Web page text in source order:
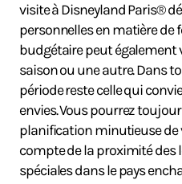
visite à Disneyland Paris®
personnelles en matière de
budgétaire peut également
saison ou une autre. Dans
période reste celle qui
envies. Vous pourrez
planification minutieuse de
compte de la proximité des
spéciales dans le pays